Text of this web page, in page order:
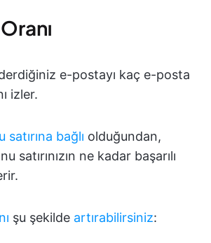
e-postayı kaç e-posta
izler.
bağlı olduğundan,
satırınızın ne kadar başarılı
şu şekilde artırabilirsiniz: